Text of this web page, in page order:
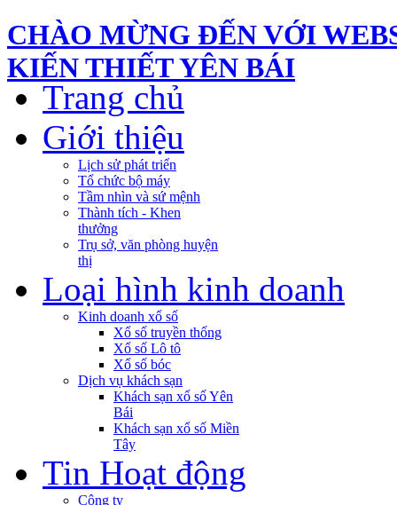
CHÀO MỪNG ĐẾN VỚI
KIẾN THIẾT YÊN BÁI
Trang chủ
Giới thiệu
Lịch sử phát triển
Tổ chức bộ máy
Tầm nhìn và sứ mệnh
Thành tích - Khen
thưởng
Trụ sở, văn phòng huyện
thị
Loại hình kinh doanh
Kinh doanh xổ số
Xổ số truyền thống
Xổ số Lô tô
Xổ số bóc
Dịch vụ khách sạn
Khách sạn xổ số Yên
Bái
Khách sạn xổ số Miền
Tây
Tin Hoạt động
Công ty